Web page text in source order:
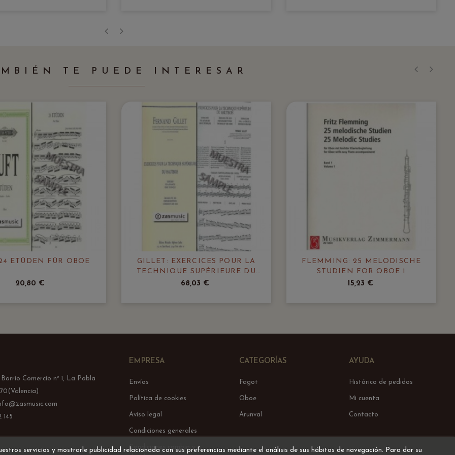
TE PUEDE INTERESAR
ETÜDEN FÜR OBOE
20,80 €
GILLET: EXERCICES POUR LA
TECHNIQUE SUPÉRIEURE DU
HAUTBOIS
68,03 €
FLEMMING: 25 MELODISCHE
STUDIEN FOR OBOE 1
15,23 €
Comercio nº 1, La Pobla
145
EMPRESA
Envíos
Política de cookies
Aviso legal
Condiciones generales
Condiciones cambio y
CATEGORÍAS
Fagot
Oboe
Arunval
AYUDA
Histórico de pedidos
Mi cuenta
Contacto
servicios y mostrarle publicidad relacionada con sus preferencias mediante el análisis de sus hábitos de navegación. Para dar su